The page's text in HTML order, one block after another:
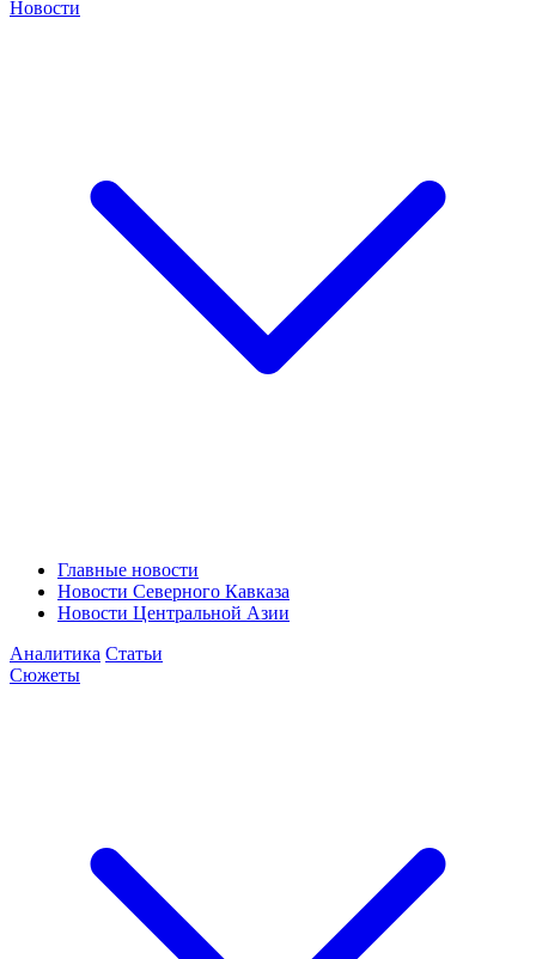
Новости
Главные новости
Новости Северного Кавказа
Новости Центральной Азии
Аналитика Статьи
Сюжеты